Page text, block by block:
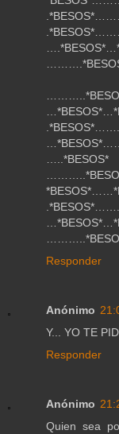
…..*BESOS*
Responder
Anónimo
Y... YO TE
Responder
Anónimo
Quien sea